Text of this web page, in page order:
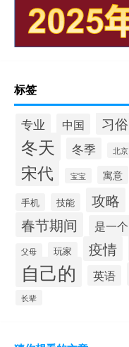
标签
专业 中国 习俗
冬天 冬季 北京
宋代 宝宝 寓意
手机 技能 攻略
春节期间 是一个
父母 玩家 疫情
自己的 英语
长辈